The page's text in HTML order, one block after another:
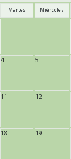
Martes Miércoles
4 5
11 12
18 19